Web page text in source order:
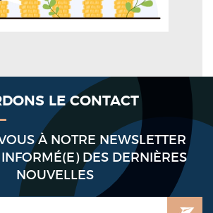
LE CONTACT
À NOTRE NEWSLETTER
DES DERNIÈRES
NOUVELLES